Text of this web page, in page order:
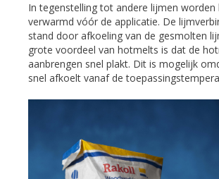
In tegenstelling tot andere lijmen
verwarmd vóór de applicatie. De
stand door afkoeling van de gesmolten
grote voordeel van hotmelts is dat de
aanbrengen snel plakt. Dit is mogelijk
snel afkoelt vanaf de